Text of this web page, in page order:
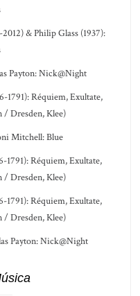
& Philip Glass (1937):
Payton: Nick@Night
1791): Réquiem, Exultate,
/ Dresden, Klee)
Mitchell: Blue
1791): Réquiem, Exultate,
/ Dresden, Klee)
1791): Réquiem, Exultate,
/ Dresden, Klee)
Payton: Nick@Night